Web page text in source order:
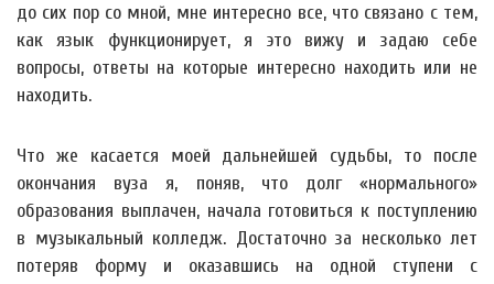
до сих пор со мной, мне интересно все, что связано с тем,
как язык функционирует, я это вижу и задаю себе
вопросы, ответы на которые интересно находить или не
находить.
Что же касается моей дальнейшей судьбы, то после
окончания вуза я, поняв, что долг «нормального»
образования выплачен, начала готовиться к поступлению
в музыкальный колледж. Достаточно за несколько лет
потеряв форму и оказавшись на одной ступени с